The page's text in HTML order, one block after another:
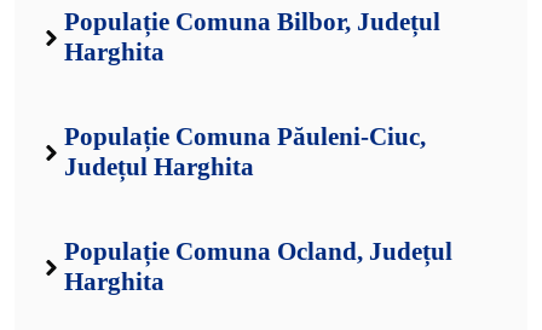
Populație Comuna Bilbor, Județul
Harghita
Populație Comuna Păuleni-Ciuc,
Județul Harghita
Populație Comuna Ocland, Județul
Harghita